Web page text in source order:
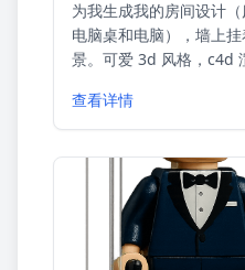
为我生成我的房间设计（
电脑桌和电脑），墙上
景。可爱 3d 风格，c4d
查看详情